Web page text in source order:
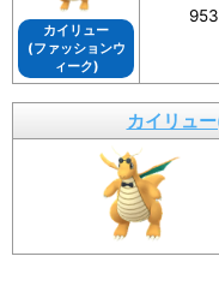
画像を保存する
r）などSNSで
イベント参加前
ショ、またはメ
カイリュー
(ファッションウ
ィーク)
953
カイリュ